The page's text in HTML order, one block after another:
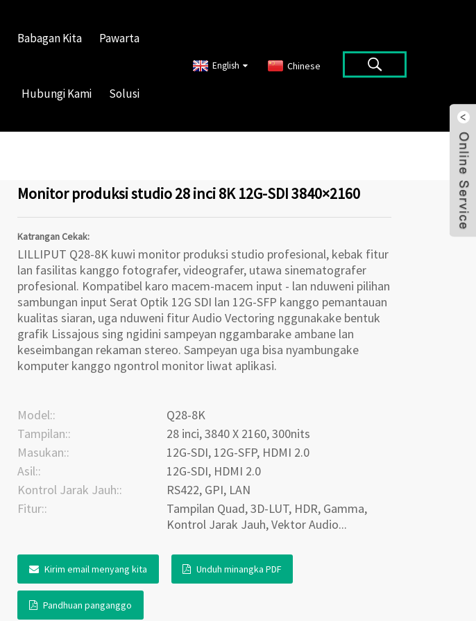
Babagan Kita Pawarta
Hubungi Kami Solusi
English Chinese
Monitor produksi studio 28 inci 8K 12G-SDI 3840×2160
Katrangan Cekak:
LILLIPUT Q28-8K kuwi monitor produksi studio profesional, kebak fitur
lan fasilitas kanggo fotografer, videografer, utawa sinematografer
profesional. Kompatibel karo macem-macem input - lan nduweni pilihan
sambungan input Serat Optik 12G SDI lan 12G-SFP kanggo pemantauan
kualitas siaran, uga nduweni fitur Audio Vectoring nggunakake bentuk
grafik Lissajous sing ngidini sampeyan nggambarake ambane lan
keseimbangan rekaman stereo. Sampeyan uga bisa nyambungake
komputer kanggo ngontrol monitor liwat aplikasi.
Model::
Q28-8K
Tampilan::
28 inci, 3840 X 2160, 300nits
Masukan::
12G-SDI, 12G-SFP, HDMI 2.0
Asil::
12G-SDI, HDMI 2.0
Kontrol Jarak Jauh::
RS422, GPI, LAN
Fitur::
Tampilan Quad, 3D-LUT, HDR, Gamma,
Kontrol Jarak Jauh, Vektor Audio...
Kirim email menyang kita Unduh minangka PDF
Pandhuan panganggo